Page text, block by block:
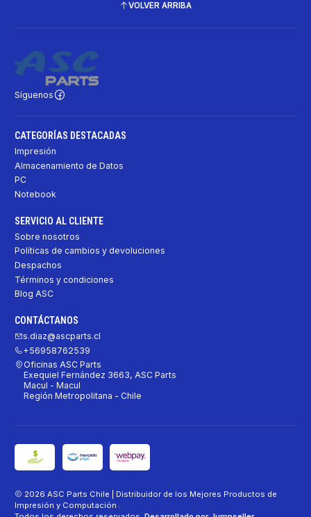
VOLVER ARRIBA
Síguenos
CATEGORÍAS DESTACADAS
Impresión
Almacenamiento de Datos
PC
Notebook
SERVICIO AL CLIENTE
Sobre nosotros
Políticas de cambios y devoluciones
Despachos
Términos y condiciones
Blog ASC
CONTÁCTANOS
s.diaz@ascparts.cl
+56958762539
Oficinas ASC Parts
Exequiel Fernández 3663, ASC Parts
Macul - Macul
Región Metropolitana - Chile
2026 ASC Parts Chile | Distribuidor de los Mejores Productos de
Impresión y Computación .